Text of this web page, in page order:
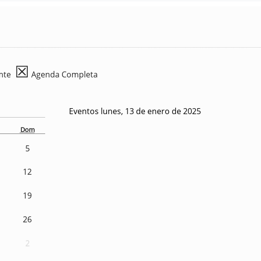
☒ Agenda Completa
Dom
5
12
19
26
2
Eventos lunes, 13 de enero de 2025